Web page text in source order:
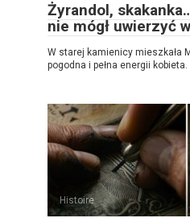
Żyrandol,
nie mógł uwierzyć
W starej kamienicy mieszkała
pogodna i pełna energii
Histoire